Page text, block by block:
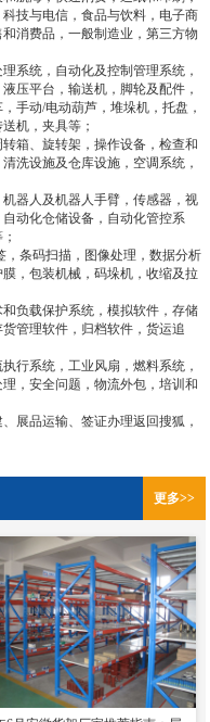
技与电信，食品与饮料，电子商
消费品，一般制造业，第三方物
统，自动化及控制管理系统，
压平台，输送机，脚轮及配件，
手动/电动葫芦，堆垛机，托盘，
机，夹具等；
箱、旋转架，操作设备，检查和
洗设施及仓库设施，空调系统，
器人及机器人手臂，传感器，视
动化仓储设备，自动化管控系
条码扫描，图像处理，数据分析
，包装机械，码垛机，收缩及拉
负载保护系统，模拟软件，存储
管理软件，归档软件，货运追
系统，工业风扇，燃料系统，
，安全问题，物流外包，培训和
品运输、签证办理返回搜狐，
更多>>